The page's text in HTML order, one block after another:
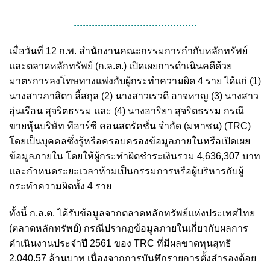
.........................................
เมื่อวันที่ 12 ก.พ. สำนักงานคณะกรรมการกำกับหลักทรัพย์
และตลาดหลักทรัพย์ (ก.ล.ต.) เปิดเผยการดำเนินคดีด้วย
มาตรการลงโทษทางแพ่งกับผู้กระทำความผิด 4 ราย ได้แก่ (1)
นางสาวภาสิตา ลี้สกุล (2) นางสาวเรวดี อาจหาญ (3) นางสาว
อุ่นเรือน สุจริตธรรม และ (4) นางอาริยา สุจริตธรรม กรณี
ขายหุ้นบริษัท ทีอาร์ซี คอนสตรัคชั่น จำกัด (มหาชน) (TRC)
โดยเป็นบุคคลซึ่งรู้หรือครอบครองข้อมูลภายในหรือเปิดเผย
ข้อมูลภายใน โดยให้ผู้กระทำผิดชำระเงินรวม 4,636,307 บาท
และกำหนดระยะเวลาห้ามเป็นกรรมการหรือผู้บริหารกับผู้
กระทำความผิดทั้ง 4 ราย
ทั้งนี้ ก.ล.ต. ได้รับข้อมูลจากตลาดหลักทรัพย์แห่งประเทศไทย
(ตลาดหลักทรัพย์) กรณีปรากฏข้อมูลภายในเกี่ยวกับผลการ
ดำเนินงานประจำปี 2561 ของ TRC ที่มีผลขาดทุนสุทธิ
2,040.57 ล้านบาท เนื่องจากการบันทึกรายการตั้งสำรองด้อย